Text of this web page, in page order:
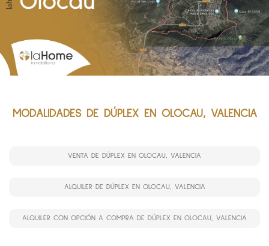
MODALIDADES DE DÚPLEX EN OLOCAU, VALENCIA
VENTA DE DÚPLEX EN OLOCAU, VALENCIA
ALQUILER DE DÚPLEX EN OLOCAU, VALENCIA
ALQUILER CON OPCIÓN A COMPRA DE DÚPLEX EN OLOCAU, VALENCIA